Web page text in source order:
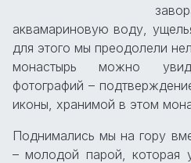
аквамариновую воду,
для этого мы преодолели
монастырь можно
фотографий –
иконы, хранимой в этом
Поднимались мы на гору
– молодой парой, которая